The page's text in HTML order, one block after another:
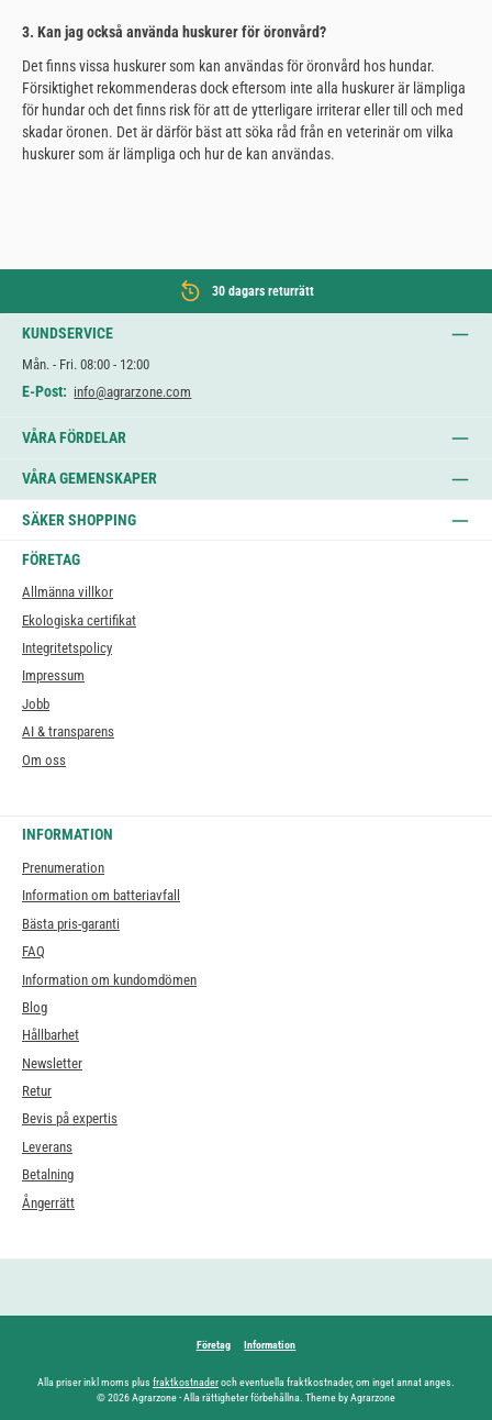
3. Kan jag också använda huskurer för öronvård?
Det finns vissa huskurer som kan användas för öronvård hos hundar.
Försiktighet rekommenderas dock eftersom inte alla huskurer är lämpliga
för hundar och det finns risk för att de ytterligare irriterar eller till och med
skadar öronen. Det är därför bäst att söka råd från en veterinär om vilka
huskurer som är lämpliga och hur de kan användas.
30 dagars returrätt
KUNDSERVICE
Mån. - Fri. 08:00 - 12:00
E-Post: info@agrarzone.com
VÅRA FÖRDELAR
VÅRA GEMENSKAPER
SÄKER SHOPPING
FÖRETAG
Allmänna villkor
Ekologiska certifikat
Integritetspolicy
Impressum
Jobb
AI & transparens
Om oss
INFORMATION
Prenumeration
Information om batteriavfall
Bästa pris-garanti
FAQ
Information om kundomdömen
Blog
Hållbarhet
Newsletter
Retur
Bevis på expertis
Leverans
Betalning
Ångerrätt
Företag Information
Alla priser inkl moms plus fraktkostnaderoch eventuella fraktkostnader, om inget annat anges.
© 2026 Agrarzone - Alla rättigheter förbehållna. Theme by Agrarzone